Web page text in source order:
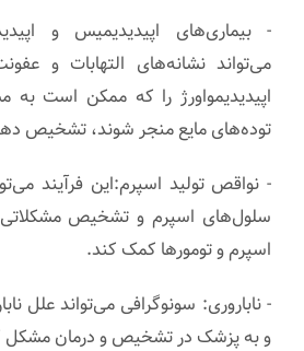
- بیماری‌های اپیدیدیمیس و
می‌تواند نشانه‌های التهابات و
اپیدیدیمو‌اورژ را که ممکن است به
توده‌های مایع منجر شوند، تشخیص
- نواقص تولید اسپرم:این فرآیند
سلول‌های اسپرم و تشخیص مشکلاتی
اسپرم و تومورها کمک کند.
- ناباروری: سونوگرافی می‌تواند علل
و به پزشک در تشخیص و درمان